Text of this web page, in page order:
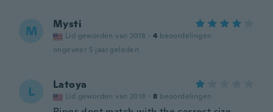
M Mysti
Lid geworden van 2018 · 4 beoordelingen
ongeveer 5 jaar geleden
L Latoya
Lid geworden van 2018 · 8 beoordelingen